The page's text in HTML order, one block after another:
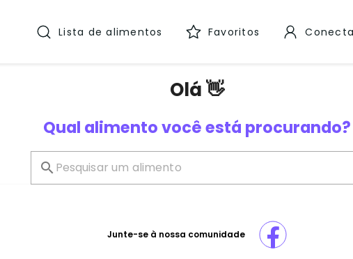
Lista de alimentos Favoritos
Olá 👋
Qual alimento você está procurando?
Junte-se à nossa comunidade